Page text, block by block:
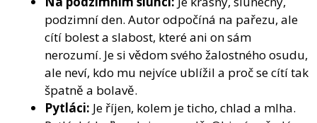
podzimní den. Autor odpočíná na pařezu, ale
cítí bolest a slabost, které ani on sám
nerozumí. Je si vědom svého žalostného osudu,
ale neví, kdo mu nejvíce ublížil a proč se cítí tak
špatně a bolavě.
Pytláci: Je říjen, kolem je ticho, chlad a mlha.